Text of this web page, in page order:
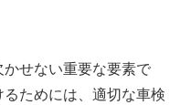
せない重要な要素で
ためには、適切な車検